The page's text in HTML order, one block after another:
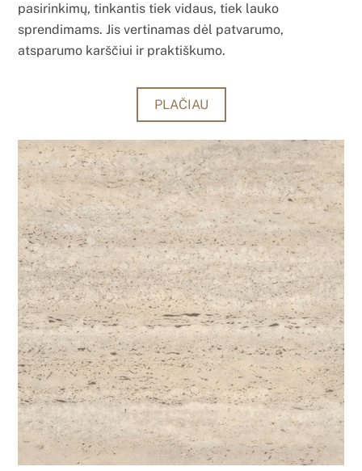
pasirinkimų, tinkantis tiek vidaus, tiek lauko
sprendimams. Jis vertinamas dėl patvarumo,
atsparumo karščiui ir praktiškumo.
PLAČIAU